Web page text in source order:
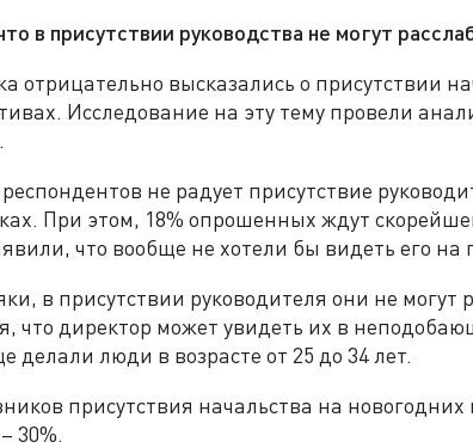
в присутствии руководства не могут
отрицательно высказались о присутствии
Исследование на эту тему провели
не радует присутствие
При этом, 18% опрошенных ждут
что вообще не хотели бы видеть его на
в присутствии руководителя они не могут
что директор может увидеть их в
делали люди в возрасте от 25 до 34 лет.
присутствия начальства на новогодних
30%.